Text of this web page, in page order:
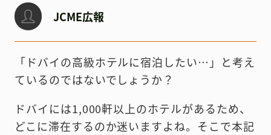
JCME広報
「ドバイの高級ホテルに宿泊したい…」と考え
ているのではないでしょうか？
ドバイには1,000軒以上のホテルがあるため、
どこに滞在するのか迷いますよね。 そこで本記